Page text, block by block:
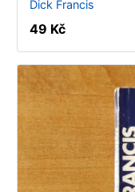
Dick Francis
49 Kč